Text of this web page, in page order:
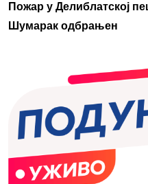
Пожар у Делиблатској
Шумарак одбрањен